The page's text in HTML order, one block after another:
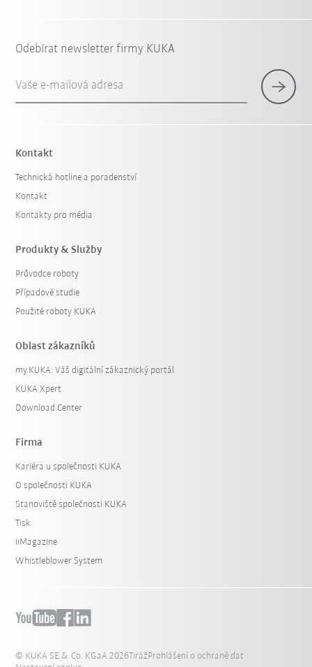
Odebírat newsletter firmy KUKA
Vaše e-mailová adresa
Kontakt
Technická hotline a poradenství
Kontakt
Kontakty pro média
Produkty & Služby
Průvodce roboty
Případové studie
Použité roboty KUKA
Oblast zákazníků
my.KUKA: Váš digitální zákaznický portál
KUKA Xpert
Download Center
Firma
Kariéra u společnosti KUKA
O společnosti KUKA
Stanoviště společnosti KUKA
Tisk
iiMagazine
Whistleblower System
© KUKA SE & Co. KGaA 2026TirážProhlášení o ochraně dat